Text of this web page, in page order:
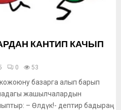
КАНТИП КАЧЫП
0 53
базарга алып барып
жашылчалардын
– Өлдүк!- дептир бадыраң